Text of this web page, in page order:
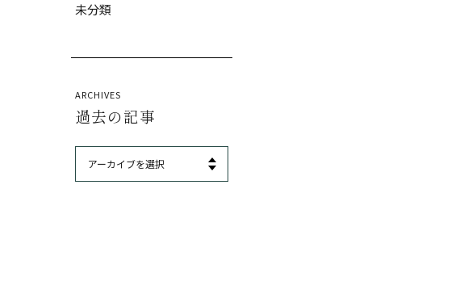
未分類
ARCHIVES
過去の記事